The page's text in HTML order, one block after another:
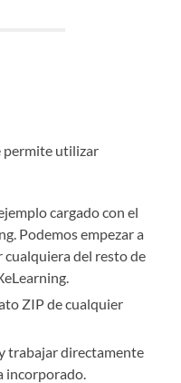
permite utilizar
cargado con el
Podemos empezar a
del resto de
ZIP de cualquier
trabajar directamente
incorporado.